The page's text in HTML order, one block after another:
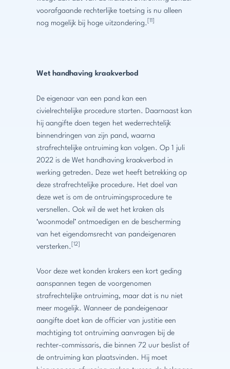
voorafgaande rechterlijke toetsing is nu alleen
nog mogelijk bij hoge uitzondering. [11]
Wet handhaving kraakverbod
De eigenaar van een pand kan een
civielrechtelijke procedure starten. Daarnaast kan
hij aangifte doen tegen het wederrechtelijk
binnendringen van zijn pand, waarna
strafrechtelijke ontruiming kan volgen. Op 1 juli
2022 is de Wet handhaving kraakverbod in
werking getreden. Deze wet heeft betrekking op
deze strafrechtelijke procedure. Het doel van
deze wet is om de ontruimingsprocedure te
versnellen. Ook wil de wet het kraken als
‘woonmodel’ ontmoedigen en de bescherming
van het eigendomsrecht van pandeigenaren
versterken. [12]
Voor deze wet konden krakers een kort geding
aanspannen tegen de voorgenomen
strafrechtelijke ontruiming, maar dat is nu niet
meer mogelijk. Wanneer de pandeigenaar
aangifte doet kan de officier van justitie een
machtiging tot ontruiming aanvragen bij de
rechter-commissaris, die binnen 72 uur beslist of
de ontruiming kan plaatsvinden. Hij moet